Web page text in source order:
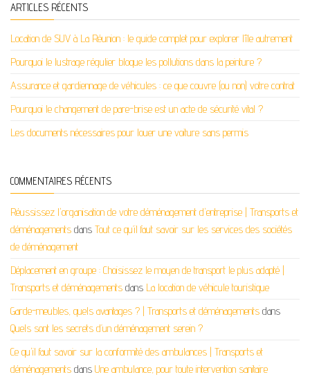
ARTICLES RÉCENTS
Location de SUV à La Réunion : le guide complet pour explorer l’île autrement
Pourquoi le lustrage régulier bloque les pollutions dans la peinture ?
Assurance et gardiennage de véhicules : ce que couvre (ou non) votre contrat
Pourquoi le changement de pare-brise est un acte de sécurité vital ?
Les documents nécessaires pour louer une voiture sans permis
COMMENTAIRES RÉCENTS
Réussissez l'organisation de votre déménagement d'entreprise | Transports et
déménagements dans Tout ce qu’il faut savoir sur les services des sociétés
de déménagement
Déplacement en groupe : Choisissez le moyen de transport le plus adapté |
Transports et déménagements dans La location de véhicule touristique
Garde-meubles, quels avantages ? | Transports et déménagements dans
Quels sont les secrets d’un déménagement serein ?
Ce qu'il faut savoir sur la conformité des ambulances | Transports et
déménagements dans Une ambulance, pour toute intervention sanitaire